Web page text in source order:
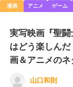
漫画 アニメ ゲーム
実写映画『聖
はどう楽しん
画＆アニメのネ
山口和則